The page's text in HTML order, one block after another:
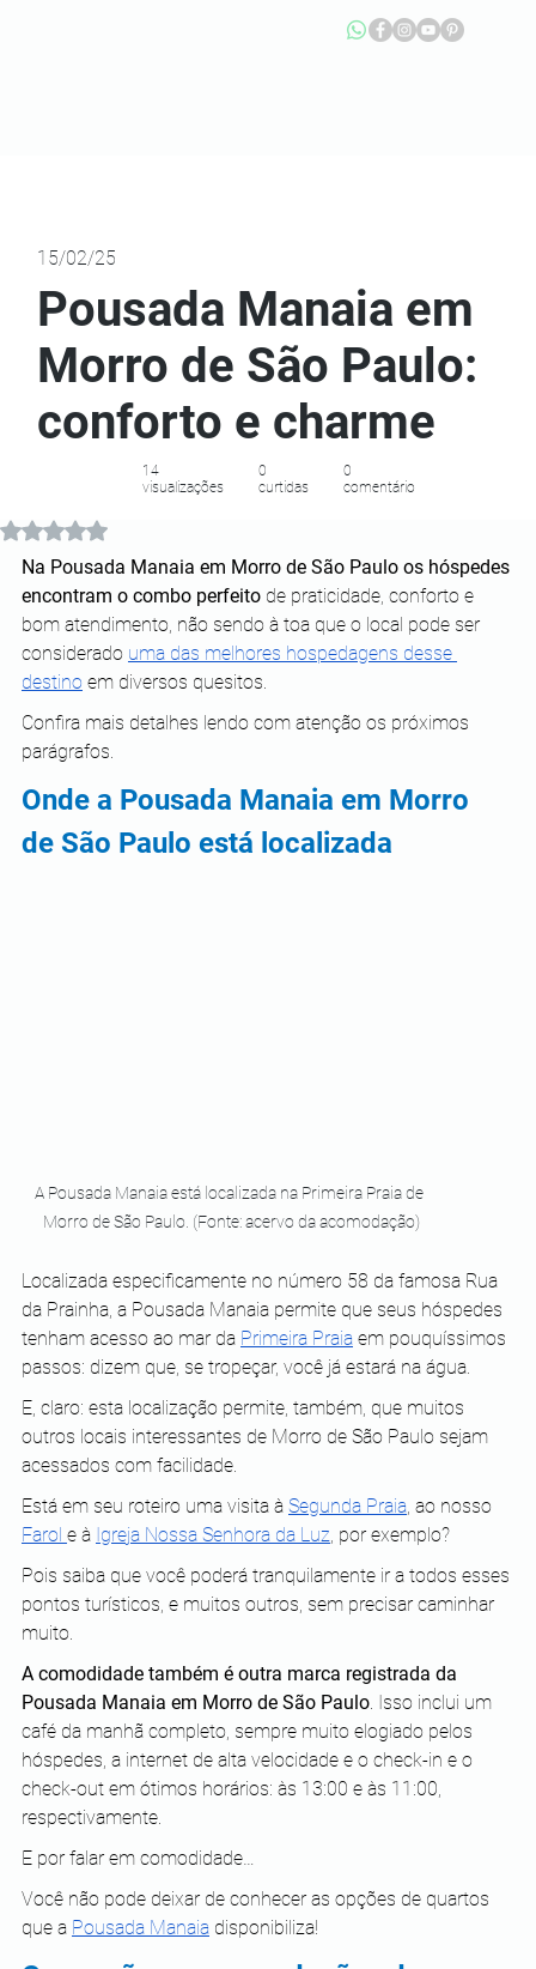
Avaliado com NaN de 5 estrelas.
Na Pousada Manaia em Morro de São Paulo os hóspedes
encontram o combo perfeito de praticidade, conforto e
bom atendimento, não sendo à toa que o local pode ser
considerado uma das melhores hospedagens desse
destino em diversos quesitos.
Confira mais detalhes lendo com atenção os próximos
parágrafos.
Onde a Pousada Manaia em Morro
de São Paulo está localizada
A Pousada Manaia está localizada na Primeira Praia de
Morro de São Paulo. (Fonte: acervo da acomodação)
Localizada especificamente no número 58 da famosa Rua
da Prainha, a Pousada Manaia permite que seus hóspedes
tenham acesso ao mar da Primeira Praia em pouquíssimos
passos: dizem que, se tropeçar, você já estará na água.
E, claro: esta localização permite, também, que muitos
outros locais interessantes de Morro de São Paulo sejam
acessados com facilidade.
Está em seu roteiro uma visita à Segunda Praia , ao nosso
Farol e à Igreja Nossa Senhora da Luz , por exemplo?
Pois saiba que você poderá tranquilamente ir a todos esses
pontos turísticos, e muitos outros, sem precisar caminhar
muito.
A comodidade também é outra marca registrada da
Pousada Manaia em Morro de São Paulo . Isso inclui um
café da manhã completo, sempre muito elogiado pelos
hóspedes, a internet de alta velocidade e o check-in e o
check-out em ótimos horários: às 13:00 e às 11:00,
respectivamente.
E por falar em comodidade…
Você não pode deixar de conhecer as opções de quartos
que a Pousada Manaia disponibiliza!
14
visualizações
0
curtidas
0
comentário
Pousada Manaia em
Morro de São Paulo:
conforto e charme
15/02/25